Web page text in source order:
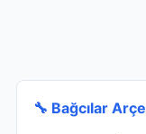
🔧 Bağcılar